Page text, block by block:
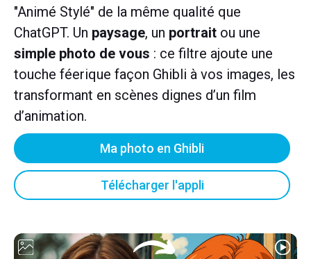
"Animé Stylé" de la même qualité que
ChatGPT. Un paysage, un portrait ou une
simple photo de vous : ce filtre ajoute une
touche féerique façon Ghibli à vos images, les
transformant en scènes dignes d’un film
d’animation.
Ma photo en Ghibli
Télécharger l'appli